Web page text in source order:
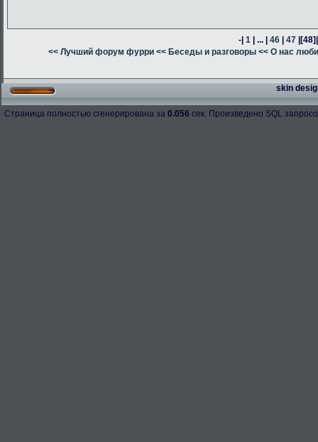
-| 1 | ... | 46 | 47 |[48]
<< Лучший форум фурри << Беседы и разговоры << О нас
skin
Страница полностью сгенерирована за 0.056 сек. Произведено SQL